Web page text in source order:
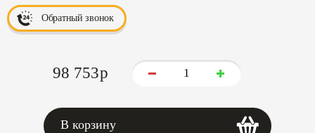
Обратный звонок
98 753p
В корзину